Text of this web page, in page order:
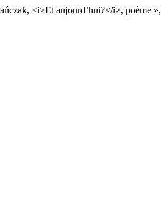
<i>Et aujourd’hui?</i>, poème »,